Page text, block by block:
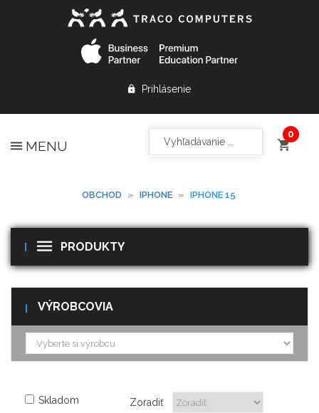
Prihlásenie
MENU
OBCHOD » IPHONE » IPHONE 15
PRODUKTY
VÝROBCOVIA
Skladom Zoradiť